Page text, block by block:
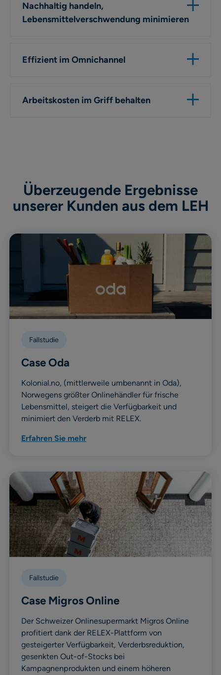
Nachhaltig handeln,
Lebensmittelverschwendung minimieren
Effizient im Omnichannel
Arbeitskosten im Griff behalten
Überzeugende Ergebnisse
unserer Kunden aus dem LEH
Fallstudie
Case Oda
Kolonial.no, (mittlerweile umbenannt in Oda),
Norwegens größter Onlinehändler für frische
Lebensmittel, steigert die Verfügbarkeit und
minimiert den Verderb mit RELEX.
Erfahren Sie mehr
Fallstudie
Case Migros Online
Der Schweizer Onlinesupermarkt Migros Online
profitiert dank der RELEX-Plattform von
gesteigerter Verfügbarkeit, Verderbsreduktion,
gesenkten Out-of-Stocks bei
Kampagnenprodukten und einem höheren